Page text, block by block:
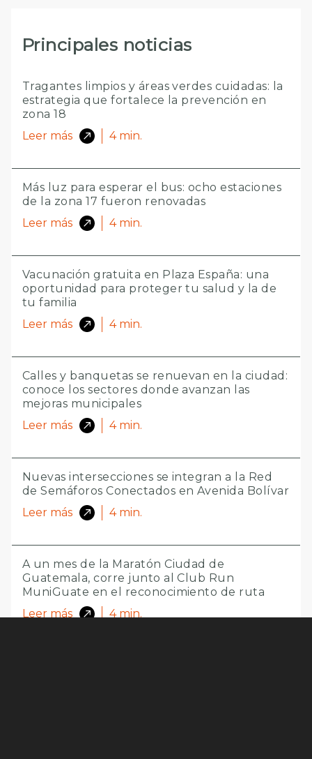
Principales noticias
Tragantes limpios y áreas verdes cuidadas: la
estrategia que fortalece la prevención en
zona 18
Leer más
4 min.
Más luz para esperar el bus: ocho estaciones
de la zona 17 fueron renovadas
Leer más
4 min.
Vacunación gratuita en Plaza España: una
oportunidad para proteger tu salud y la de
tu familia
Leer más
4 min.
Calles y banquetas se renuevan en la ciudad:
conoce los sectores donde avanzan las
mejoras municipales
Leer más
4 min.
Nuevas intersecciones se integran a la Red
de Semáforos Conectados en Avenida Bolívar
Leer más
4 min.
A un mes de la Maratón Ciudad de
Guatemala, corre junto al Club Run
MuniGuate en el reconocimiento de ruta
Leer más
4 min.